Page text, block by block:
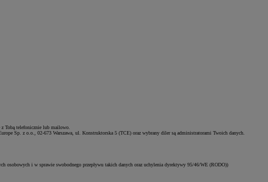
Tobą telefonicznie lub mailowo.
Sp. z o.o., 02-673 Warszawa, ul. Konstruktorska 5 (TCE) oraz wybrany diler są administratorami Twoich danych.
osobowych i w sprawie swobodnego przepływu takich danych oraz uchylenia dyrektywy 95/46/WE (RODO))